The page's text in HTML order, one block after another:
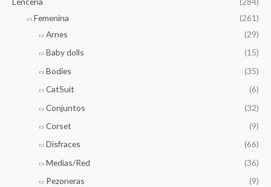
Femenina
(261)
Arnes
(29)
Baby dolls
(15)
Bodies
(35)
CatSuit
(6)
Conjuntos
(32)
Corset
(9)
Disfraces
(66)
Medias/Red
(36)
Pezoneras
(9)